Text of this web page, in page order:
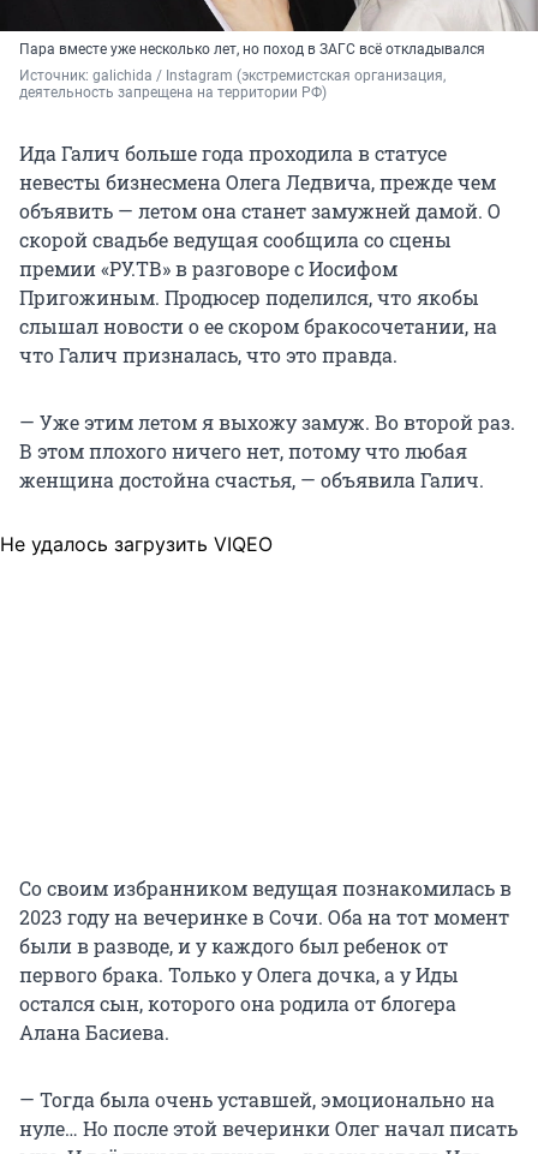
Пара вместе уже несколько лет, но поход в ЗАГС всё откладывался
Источник: galichida / Instagram (экстремистская организация,
деятельность запрещена на территории РФ)
Ида Галич больше года проходила в статусе
невесты бизнесмена Олега Ледвича, прежде чем
объявить — летом она станет замужней дамой. О
скорой свадьбе ведущая сообщила со сцены
премии «РУ.ТВ» в разговоре с Иосифом
Пригожиным. Продюсер поделился, что якобы
слышал новости о ее скором бракосочетании, на
что Галич призналась, что это правда.
— Уже этим летом я выхожу замуж. Во второй раз.
В этом плохого ничего нет, потому что любая
женщина достойна счастья, — объявила Галич.
Не удалось загрузить VIQEO
Со своим избранником ведущая познакомилась в
2023 году на вечеринке в Сочи. Оба на тот момент
были в разводе, и у каждого был ребенок от
первого брака. Только у Олега дочка, а у Иды
остался сын, которого она родила от блогера
Алана Басиева.
— Тогда была очень уставшей, эмоционально на
нуле… Но после этой вечеринки Олег начал писать